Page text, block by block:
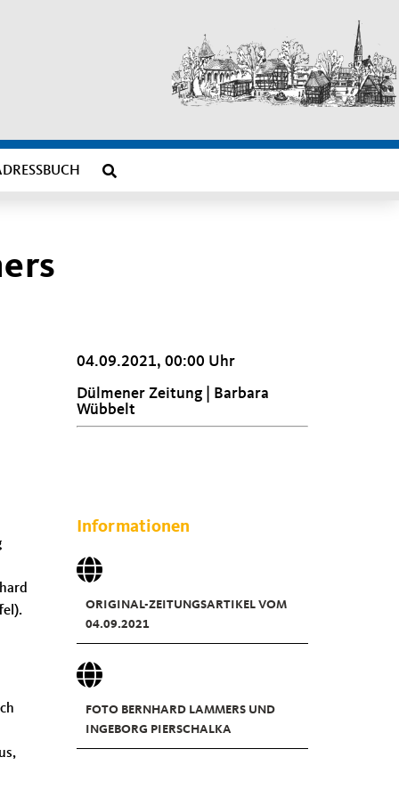
04.09.2021, 00:00 Uhr
Dülmener Zeitung | Barbara
Wübbelt
Informationen
ORIGINAL-ZEITUNGSARTIKEL VOM
04.09.2021
FOTO BERNHARD LAMMERS UND
INGEBORG PIERSCHALKA